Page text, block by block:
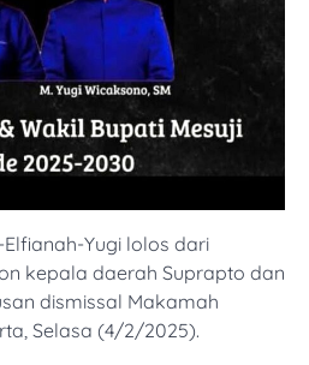
Yugi lolos dari
kepala daerah Suprapto dan
dismissal Makamah
Selasa (4/2/2025).